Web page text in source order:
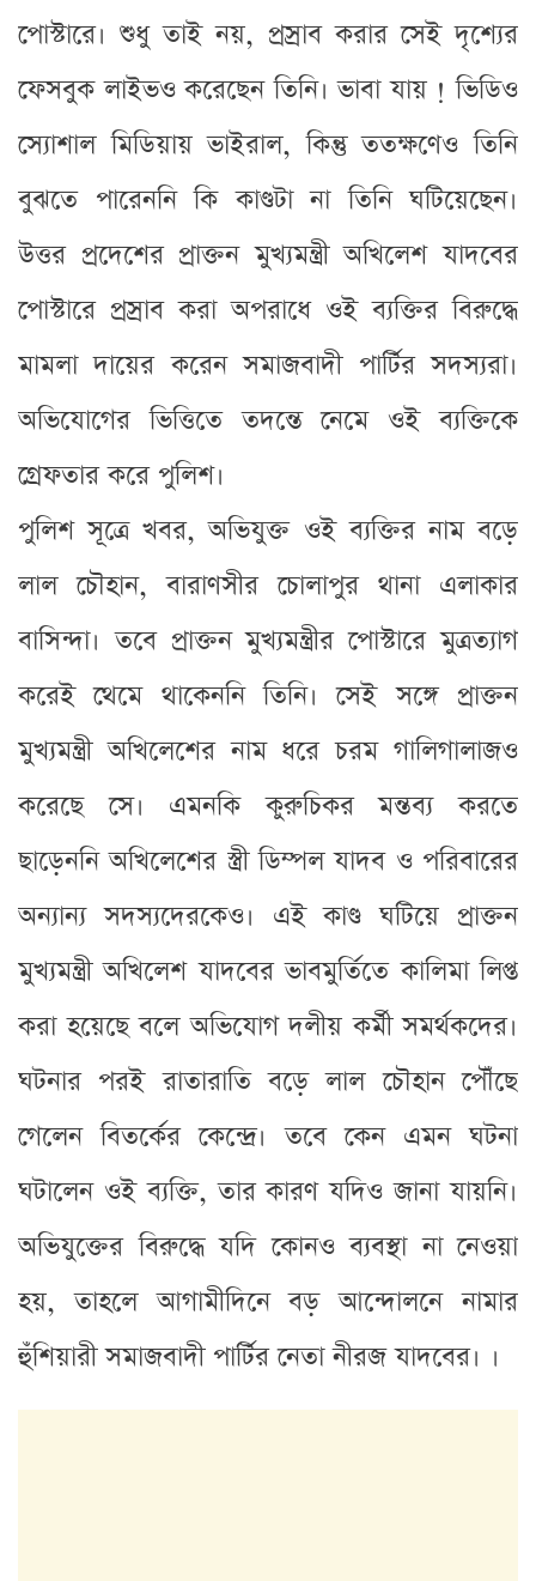
পোস্টারে। শুধু তাই নয়, প্রস্রাব করার সেই দৃশ্যের
ফেসবুক লাইভও করেছেন তিনি। ভাবা যায় ! ভিডিও
স্যোশাল মিডিয়ায় ভাইরাল, কিন্তু ততক্ষণেও তিনি
বুঝতে পারেননি কি কাণ্ডটা না তিনি ঘটিয়েছেন।
উত্তর প্রদেশের প্রাক্তন মুখ্যমন্ত্রী অখিলেশ যাদবের
পোস্টারে প্রস্রাব করা অপরাধে ওই ব্যক্তির বিরুদ্ধে
মামলা দায়ের করেন সমাজবাদী পার্টির সদস্যরা।
অভিযোগের ভিত্তিতে তদন্তে নেমে ওই ব্যক্তিকে
গ্রেফতার করে পুলিশ।
পুলিশ সূত্রে খবর, অভিযুক্ত ওই ব্যক্তির নাম বড়ে
লাল চৌহান, বারাণসীর চোলাপুর থানা এলাকার
বাসিন্দা। তবে প্রাক্তন মুখ্যমন্ত্রীর পোস্টারে মুত্রত্যাগ
করেই থেমে থাকেননি তিনি। সেই সঙ্গে প্রাক্তন
মুখ্যমন্ত্রী অখিলেশের নাম ধরে চরম গালিগালাজও
করেছে সে। এমনকি কুরুচিকর মন্তব্য করতে
ছাড়েননি অখিলেশের স্ত্রী ডিম্পল যাদব ও পরিবারের
অন্যান্য সদস্যদেরকেও। এই কাণ্ড ঘটিয়ে প্রাক্তন
মুখ্যমন্ত্রী অখিলেশ যাদবের ভাবমুর্তিতে কালিমা লিপ্ত
করা হয়েছে বলে অভিযোগ দলীয় কর্মী সমর্থকদের।
ঘটনার পরই রাতারাতি বড়ে লাল চৌহান পৌঁছে
গেলেন বিতর্কের কেন্দ্রে। তবে কেন এমন ঘটনা
ঘটালেন ওই ব্যক্তি, তার কারণ যদিও জানা যায়নি।
অভিযুক্তের বিরুদ্ধে যদি কোনও ব্যবস্থা না নেওয়া
হয়, তাহলে আগামীদিনে বড় আন্দোলনে নামার
হুঁশিয়ারী সমাজবাদী পার্টির নেতা নীরজ যাদবের। ।